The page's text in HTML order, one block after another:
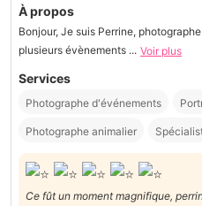
À propos
Bonjour, Je suis Perrine,
plusieurs évènements ... Voir plus
Services
Photographe d'événements
Photographe animalier
Ce fût un moment magnifique,